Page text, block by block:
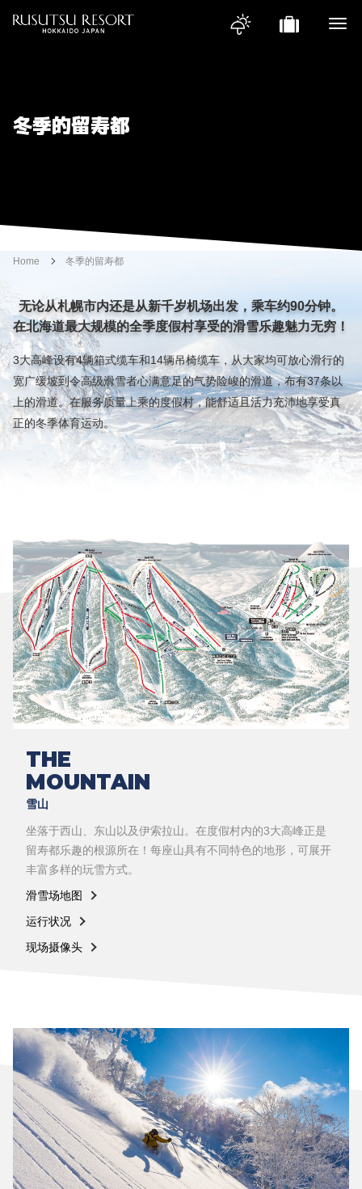
冬季的留寿都
Home 冬季的留寿都
无论从札幌市内还是从新千岁机场出发，乘车约90分钟。
在北海道最大规模的全季度假村享受的滑雪乐趣魅力无穷！
3大高峰设有4辆箱式缆车和14辆吊椅缆车，从大家均可放心滑行的
宽广缓坡到令高级滑雪者心满意足的气势险峻的滑道，布有37条以
上的滑道。在服务质量上乘的度假村，能舒适且活力充沛地享受真
正的冬季体育运动。
THE
MOUNTAIN
雪山
坐落于西山、东山以及伊索拉山。在度假村内的3大高峰正是
留寿都乐趣的根源所在！每座山具有不同特色的地形，可展开
丰富多样的玩雪方式。
滑雪场地图
运行状况
现场摄像头